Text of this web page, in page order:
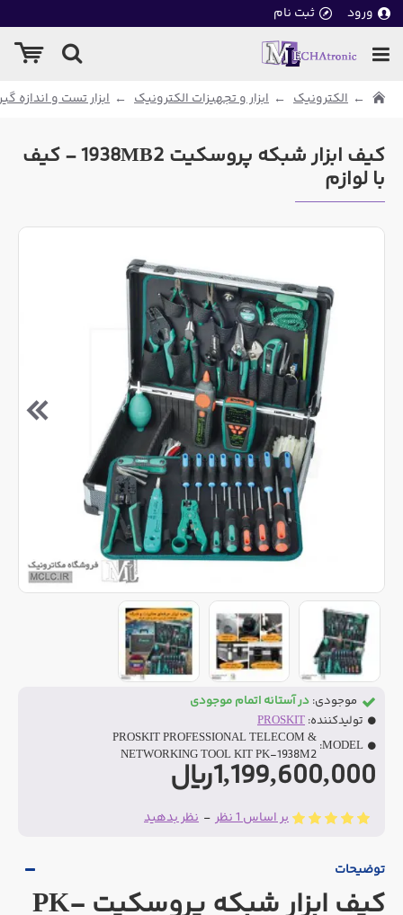
ورود ثبت نام
الکترونیک ابزار و تجهیزات الکترونیک ابزار تست و اندازه
کیف ابزار شبکه پروسکیت 1938MB2 - کیف
با لوازم
بر اساس 1 نظر - نظر بدهید
1,199,600,000ریال
موجودی: در آستانه اتمام موجودی
تولیدکننده: PROSKIT
MODEL:
PROSKIT PROFESSIONAL TELECOM &
NETWORKING TOOL KIT PK-1938M2
توضیحات
کیف ابزار شبکه پروسکیت PK-